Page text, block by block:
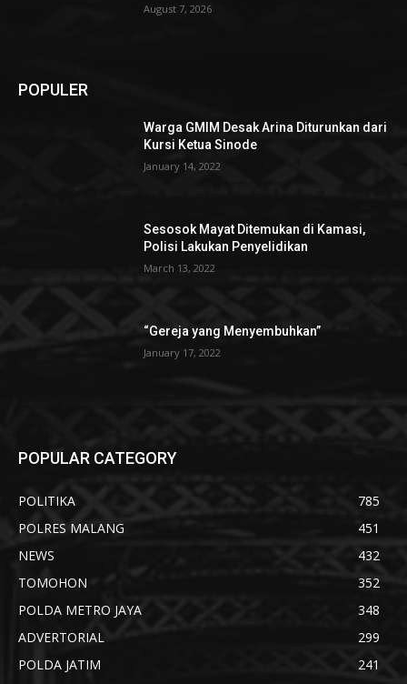
August 7, 2026
POPULER
Warga GMIM Desak Arina Diturunkan dari
Kursi Ketua Sinode
January 14, 2022
Sesosok Mayat Ditemukan di Kamasi,
Polisi Lakukan Penyelidikan
March 13, 2022
“Gereja yang Menyembuhkan”
January 17, 2022
POPULAR CATEGORY
POLITIKA
785
POLRES MALANG
451
NEWS
432
TOMOHON
352
POLDA METRO JAYA
348
ADVERTORIAL
299
POLDA JATIM
241